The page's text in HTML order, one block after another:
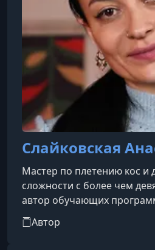
Слайковская
Мастер по плетению кос и
сложности с более чем
автор обучающих
Автор